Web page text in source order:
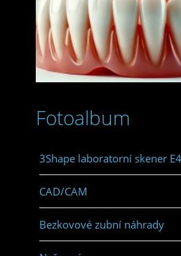
Fotoalbum
3Shape laboratorní skener E4
CAD/CAM
Bezkovové zubní náhrady